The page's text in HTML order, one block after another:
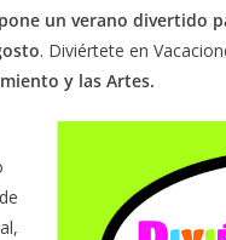
un verano divertido
. Diviértete en
y las Artes.